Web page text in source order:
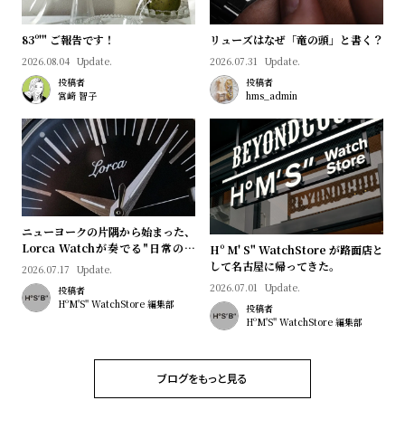
ド
計
保
証
プ
ラ
ス
印
サ
ー
ビ
ス
よ
く
る
お
問
合
83º'" ご報告です！
2026.08.04 Update.
投稿者
宮﨑 智子
リューズはなぜ「竜の頭」と書く？
2026.07.31 Update.
投稿者
hms_admin
ニューヨークの片隅から始まった、
Lorca Watchが奏でる"日常のロ
マン"｜Brand Picks #08
2026.07.17 Update.
投稿者
HºM'S" WatchStore 編集部
Hº M' S" WatchStore が路面店と
して名古屋に帰ってきた。
2026.07.01 Update.
投稿者
HºM'S" WatchStore 編集部
ブログをもっと見る